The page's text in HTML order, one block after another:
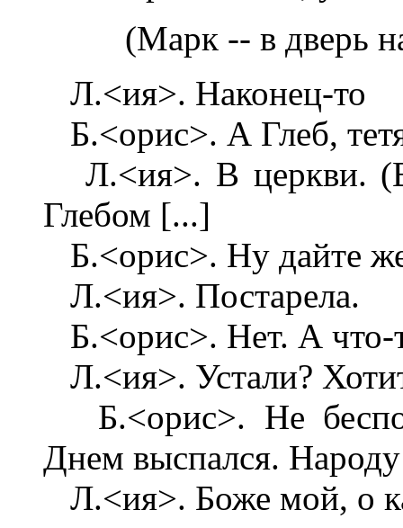
(Марк -- в дверь
Л.<ия>. Наконец-то
Б.<орис>. А Глеб,
Л.<ия>. В церкви.
Глебом [...]
Б.<орис>. Ну дайте же
Л.<ия>. Постарела.
Б.<орис>. Нет. А что-
Л.<ия>. Устали?
Б.<орис>. Не
Днем выспался.
Л.<ия>. Боже мой, о